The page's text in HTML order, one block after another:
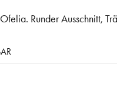
Runder Ausschnitt,